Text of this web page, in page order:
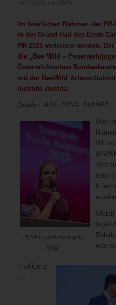
Im feierlichen Rahmen der
in der Grand Hall des Erste
PR 2025 verliehen worden.
die „Bee Wild –
Österreichischen
mit der BeeWild
Institute Austria.
Quellen: APA, PRVA, BMWET
PRVA Präsidentin Ingrid
Gogl
Ingrid
Intelligenz
für